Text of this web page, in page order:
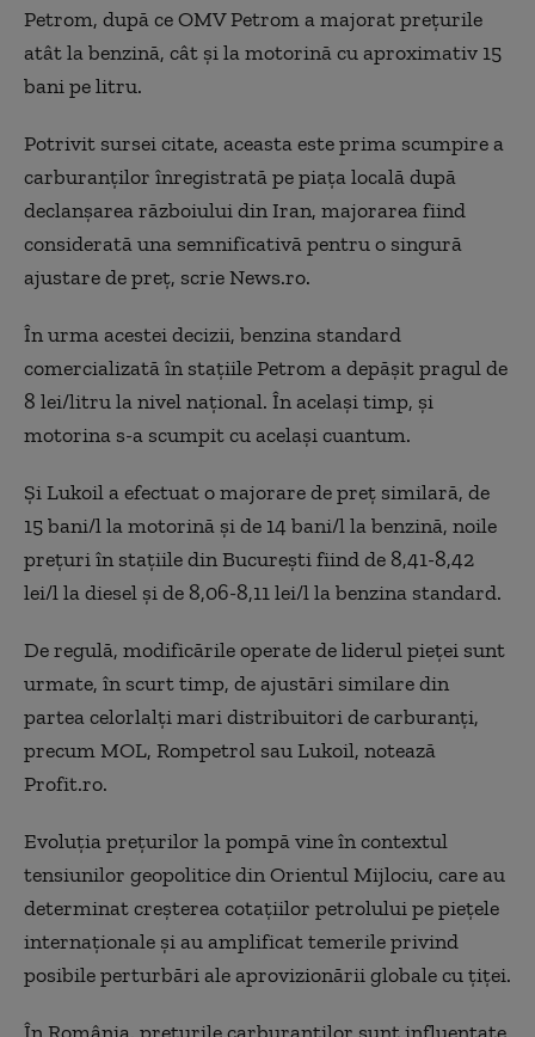
Petrom, după ce OMV Petrom a majorat preţurile
atât la benzină, cât şi la motorină cu aproximativ 15
bani pe litru.
Potrivit sursei citate, aceasta este prima scumpire a
carburanţilor înregistrată pe piaţa locală după
declanşarea războiului din Iran, majorarea fiind
considerată una semnificativă pentru o singură
ajustare de preţ, scrie News.ro.
În urma acestei decizii, benzina standard
comercializată în staţiile Petrom a depăşit pragul de
8 lei/litru la nivel naţional. În acelaşi timp, şi
motorina s-a scumpit cu acelaşi cuantum.
Şi Lukoil a efectuat o majorare de preţ similară, de
15 bani/l la motorină şi de 14 bani/l la benzină, noile
preţuri în staţiile din Bucureşti fiind de 8,41-8,42
lei/l la diesel şi de 8,06-8,11 lei/l la benzina standard.
De regulă, modificările operate de liderul pieţei sunt
urmate, în scurt timp, de ajustări similare din
partea celorlalţi mari distribuitori de carburanţi,
precum MOL, Rompetrol sau Lukoil, notează
Profit.ro.
Evoluţia preţurilor la pompă vine în contextul
tensiunilor geopolitice din Orientul Mijlociu, care au
determinat creşterea cotaţiilor petrolului pe pieţele
internaţionale şi au amplificat temerile privind
posibile perturbări ale aprovizionării globale cu ţiţei.